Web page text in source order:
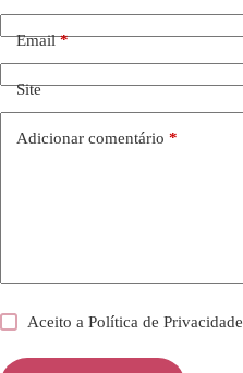
Email*
Site
Adicionar comentário *
Aceito aPolítica de Privacidade